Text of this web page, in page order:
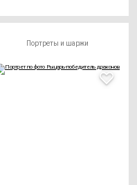
Портреты и шаржи